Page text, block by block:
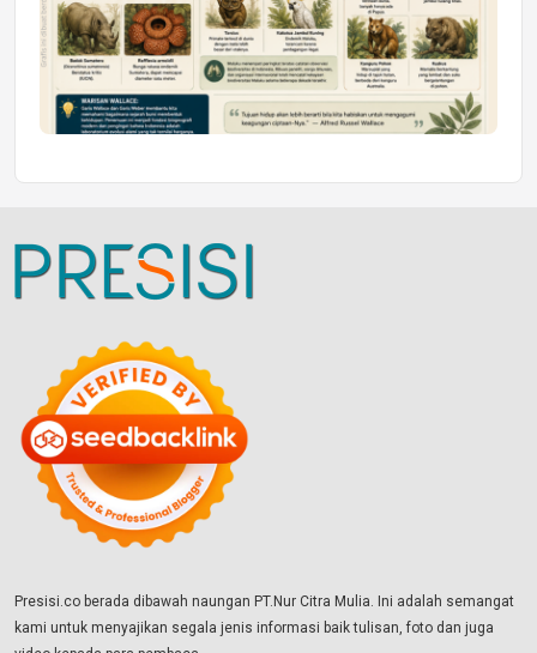
Presisi.co berada dibawah naungan PT.Nur Citra Mulia. Ini adalah semangat
kami untuk menyajikan segala jenis informasi baik tulisan, foto dan juga